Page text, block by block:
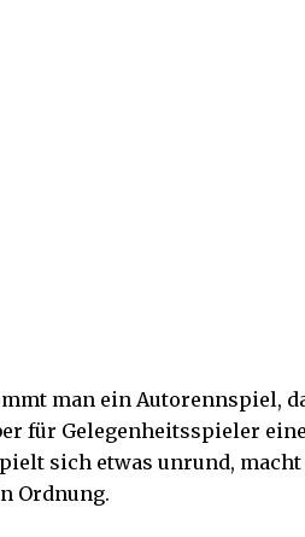
man ein Autorennspiel,
für Gelegenheitsspieler
sich etwas unrund,
Ordnung.